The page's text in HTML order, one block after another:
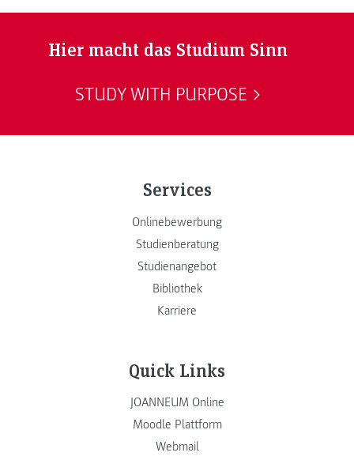
Hier macht das Studium Sinn
STUDY WITH PURPOSE
Services
Onlinebewerbung
Studienberatung
Studienangebot
Bibliothek
Karriere
Quick Links
JOANNEUM Online
Moodle Plattform
Webmail